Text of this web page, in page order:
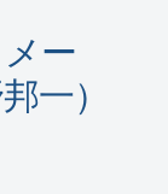
ー
一）